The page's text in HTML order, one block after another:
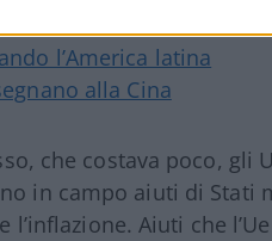
l’America latina
alla Cina
che costava poco, gli
in campo aiuti di Stati
Aiuti che